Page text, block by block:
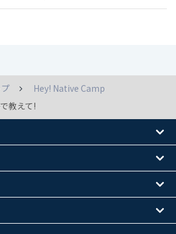
Hey! Native Camp
教えて!